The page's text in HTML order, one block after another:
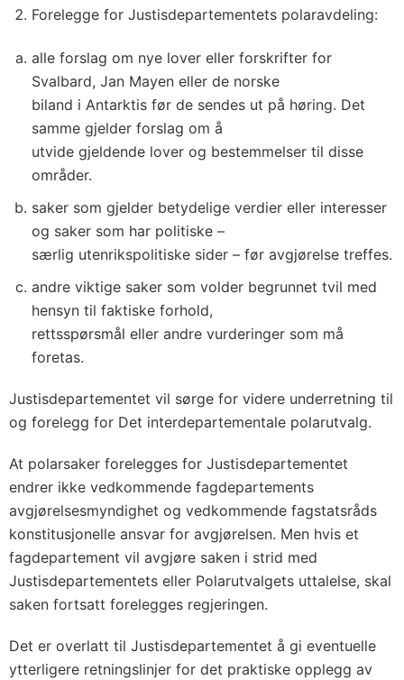
Forelegge for Justisdepartementets polaravdeling:
alle forslag om nye lover eller forskrifter for
Svalbard, Jan Mayen eller de norske
biland i Antarktis før de sendes ut på høring. Det
samme gjelder forslag om å
utvide gjeldende lover og bestemmelser til disse
områder.
saker som gjelder betydelige verdier eller interesser
og saker som har politiske –
særlig utenrikspolitiske sider – før avgjørelse treffes.
andre viktige saker som volder begrunnet tvil med
hensyn til faktiske forhold,
rettsspørsmål eller andre vurderinger som må
foretas.
Justisdepartementet vil sørge for videre underretning til
og forelegg for Det interdepartementale polarutvalg.
At polarsaker forelegges for Justisdepartementet
endrer ikke vedkommende fagdepartements
avgjørelsesmyndighet og vedkommende fagstatsråds
konstitusjonelle ansvar for avgjørelsen. Men hvis et
fagdepartement vil avgjøre saken i strid med
Justisdepartementets eller Polarutvalgets uttalelse, skal
saken fortsatt forelegges regjeringen.
Det er overlatt til Justisdepartementet å gi eventuelle
ytterligere retningslinjer for det praktiske opplegg av